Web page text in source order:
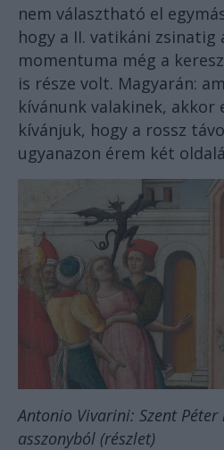
nem választható el
hogy a II. vatikáni zsinatig
momentuma még a
is része volt. Magyarán:
kívánunk valakinek, akkor
kívánjuk, hogy a rossz
ugyanazon érem két
Antonio Vivarini: Szent
asszonyból (részlet)